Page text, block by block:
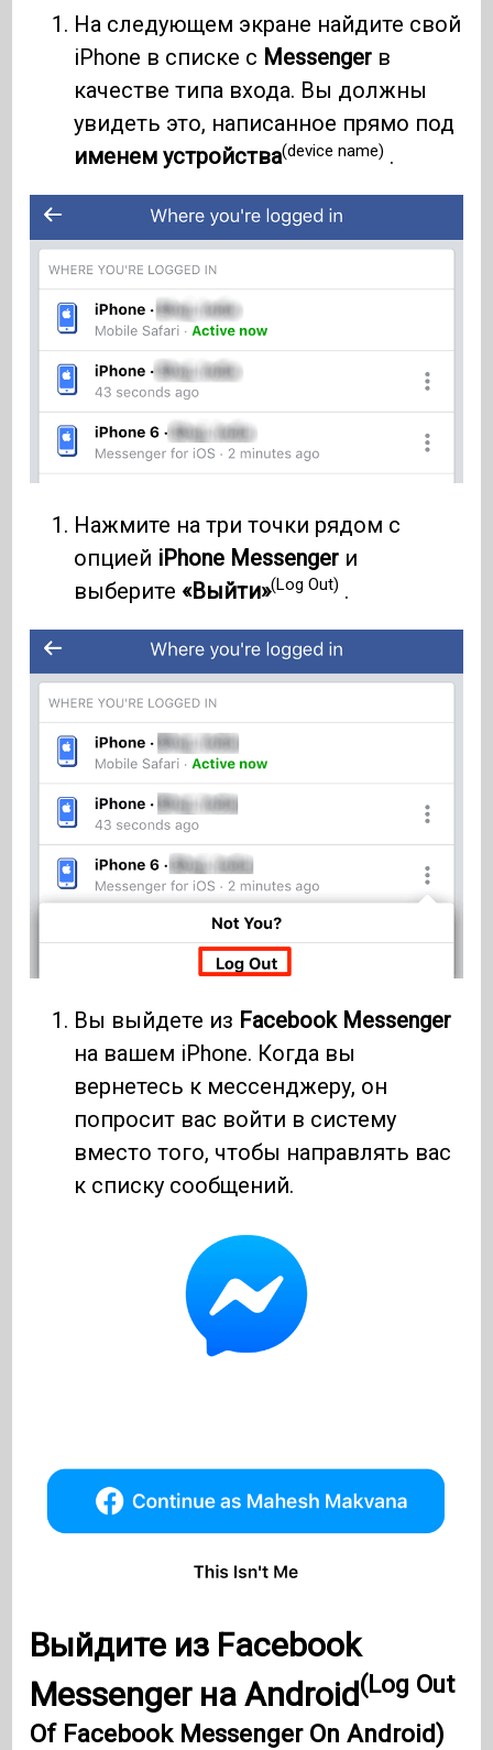
На следующем экране найдите свой
iPhone в списке с Messenger в
качестве типа входа. Вы должны
увидеть это, написанное прямо под
именем устройства(device name) .
Нажмите на три точки рядом с
опцией iPhone Messenger и
выберите «Выйти»(Log Out) .
Вы выйдете из Facebook Messenger
на вашем iPhone. Когда вы
вернетесь к мессенджеру, он
попросит вас войти в систему
вместо того, чтобы направлять вас
к списку сообщений.
Выйдите из Facebook
Messenger на Android(Log Out
Of Facebook Messenger On Android)